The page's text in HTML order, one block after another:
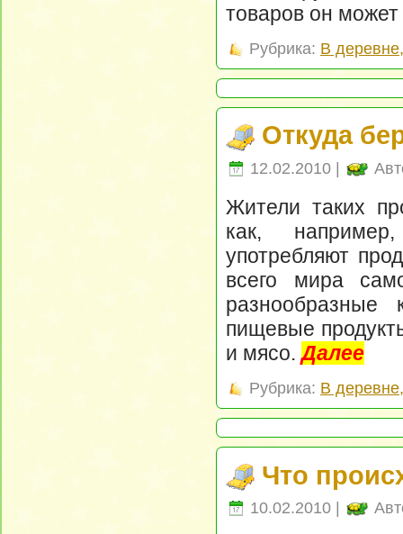
товаров он может
Рубрика: В
Откуда
12.02.2010 |
Жители таких
как,
употребляют
всего мира
разнообразные
пищевые
и мясо.Далее
Рубрика: В
Что
10.02.2010 |